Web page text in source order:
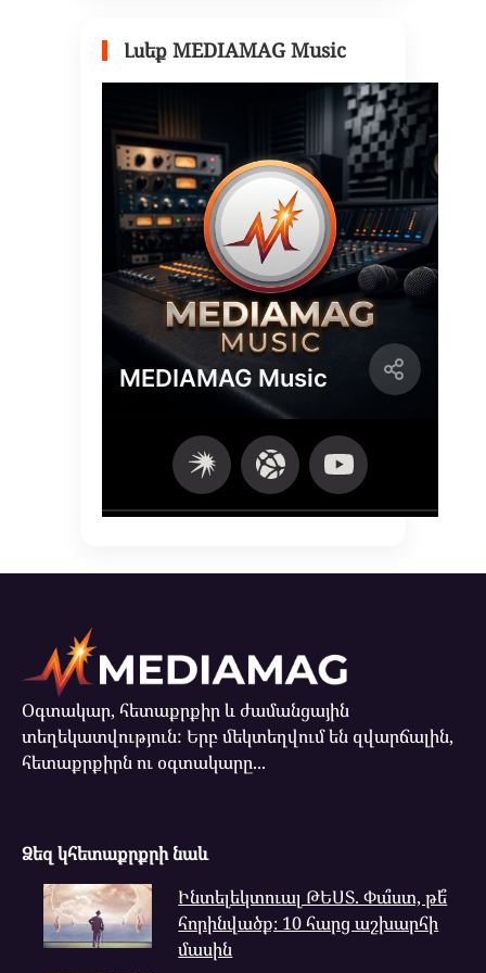
Լսեք MEDIAMAG Music
Օգտակար, հետաքրքիր և ժամանցային
տեղեկատվություն: Երբ մեկտեղվում են զվարճալին,
հետաքրքիրն ու օգտակարը...
Ձեզ կհետաքրքրի նաև
Ինտելեկտուալ ԹԵՍՏ. Փա՞ստ, թե՞
հորինվածք։ 10 հարց աշխարհի
մասին